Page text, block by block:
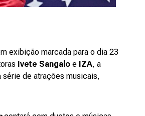
exibição marcada para o dia 23
Ivete Sangalo e IZA, a
série de atrações musicais,